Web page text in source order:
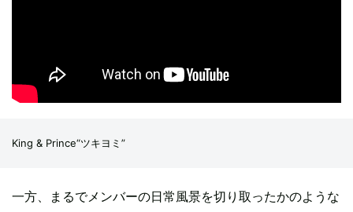
King & Prince“ツキヨミ”
一方、まるでメンバーの日常風景を切り取ったかのような